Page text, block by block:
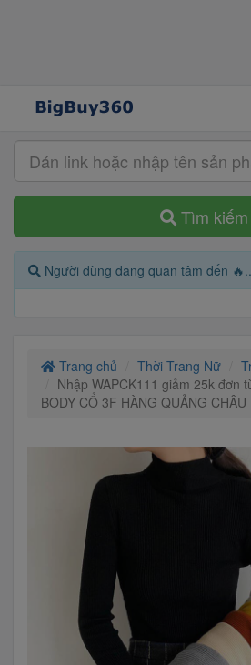
Tìm kiếm
Người dùng đang quan tâm đến
Trang chủ Thời Trang Nữ
Nhập WAPCK111 giảm 25k đơn
BODY CỔ 3F HÀNG QUẢNG CHÂU